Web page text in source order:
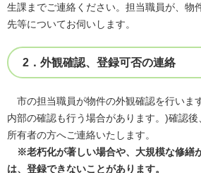
生課までご連絡ください。​担当職員が、物
先等についてお伺いします。​
2．外観確認、登録可否の連絡
市の担当職員が物件の外観確認を行いま
内部の確認も行う場合があります。)確認
所有者の方へご連絡いたします。
※老朽化が著しい場合や、大規模な修繕
は、登録できないことがあります。